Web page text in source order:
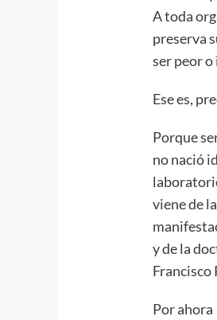
A toda
preserva
ser peor o
Ese es,
Porque
no nació
viene de
y de la
Francisco
Por